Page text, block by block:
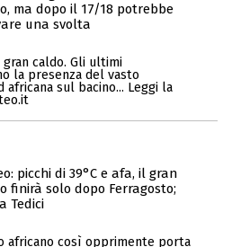
ma dopo il 17/18 potrebbe
una svolta
caldo. Gli ultimi
la presenza del vasto
sul bacino... Leggi la
picchi di 39°C e afa, il gran
finirà solo dopo Ferragosto;
Tedici
africano così opprimente porta